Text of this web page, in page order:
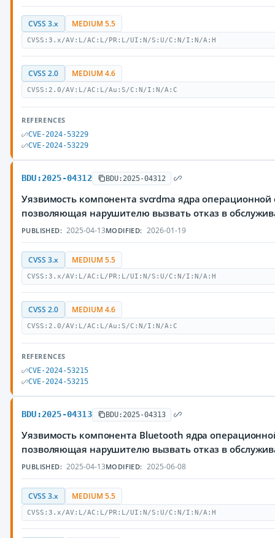
CVSS 3.x MEDIUM 5.5
CVSS:3.x/AV:L/AC:L/PR:L/UI:N/S:U/C:N/I:N/A:H
CVSS 2.0 MEDIUM 4.6
CVSS:2.0/AV:L/AC:L/Au:S/C:N/I:N/A:C
REFERENCES
CVE-2024-53229
CVE-2024-53229
BDU:2025-04312 BDU:2025-04312
Уязвимость компонента svcrdma ядра операционной
позволяющая нарушителю вызвать отказ в
PUBLISHED: 2025-04-13MODIFIED: 2026-01-19
CVSS 3.x MEDIUM 5.5
CVSS:3.x/AV:L/AC:L/PR:L/UI:N/S:U/C:N/I:N/A:H
CVSS 2.0 MEDIUM 4.6
CVSS:2.0/AV:L/AC:L/Au:S/C:N/I:N/A:C
REFERENCES
CVE-2024-53215
CVE-2024-53215
BDU:2025-04313 BDU:2025-04313
Уязвимость компонента Bluetooth ядра
позволяющая нарушителю вызвать отказ в
PUBLISHED: 2025-04-13MODIFIED: 2025-06-08
CVSS 3.x MEDIUM 5.5
CVSS:3.x/AV:L/AC:L/PR:L/UI:N/S:U/C:N/I:N/A:H